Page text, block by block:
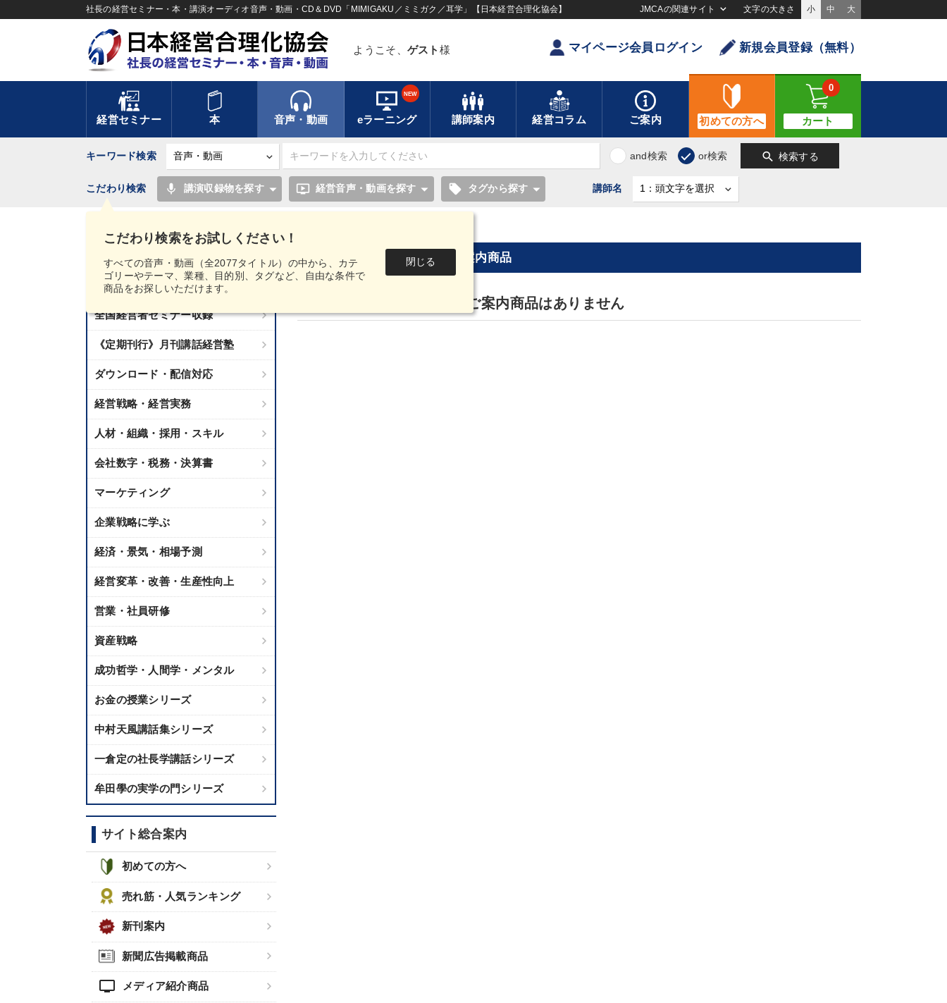
社長の経営セミナー・本・講演オーディオ音声・動画・CD＆DVD「MIMIGAKU／ミミガク／耳学」【日本経営合理化協会】 JMCAの関連サイト 文字の大きさ 小 中 大
ようこそ、 ゲスト 様 マイページ会員ログイン 新規会員登録（無料）
経営セミナー 本 音声・動画 eラーニング
NEW
講師案内 経営コラム ご案内 初めての方へ カート
0
キーワード検索 and検索 or検索 search 検索する
こだわり検索をお試しください！
すべての音声・動画（全2077タイトル）の中から、カテ
ゴリーやテーマ、業種、目的別、タグなど、自由な条件で
商品をお探しいただけます。
閉じる
こだわり検索 mic 講演収録物を探す ondemand_video 経営音声・動画を探す local_offer タグから探す 講師名
講話音声・動画カテゴリー
新刊音声・動画のご案内
全国経営者セミナー収録
《定期刊行》月刊講話経営塾
ダウンロード・配信対応
経営戦略・経営実務
人材・組織・採用・スキル
会社数字・税務・決算書
マーケティング
企業戦略に学ぶ
経済・景気・相場予測
経営変革・改善・生産性向上
営業・社員研修
資産戦略
成功哲学・人間学・メンタル
お金の授業シリーズ
中村天風講話集シリーズ
一倉定の社長学講話シリーズ
牟田學の実学の門シリーズ
サイト総合案内
初めての方へ
売れ筋・人気ランキング
新刊案内
新聞広告掲載商品
tv メディア紹介商品
【2023年2月】音声・映像ご案内商品
【2023年2月】音声・映像ご案内商品はありません